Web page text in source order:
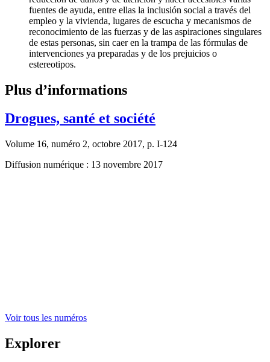
fuentes de ayuda, entre ellas la inclusión social a través del
empleo y la vivienda, lugares de escucha y mecanismos de
reconocimiento de las fuerzas y de las aspiraciones singulares
de estas personas, sin caer en la trampa de las fórmulas de
intervenciones ya preparadas y de los prejuicios o
estereotipos.
Plus d’informations
Drogues, santé et société
Volume 16, numéro 2, octobre 2017, p. I-124
Diffusion numérique : 13 novembre 2017
Voir tous les numéros
Explorer